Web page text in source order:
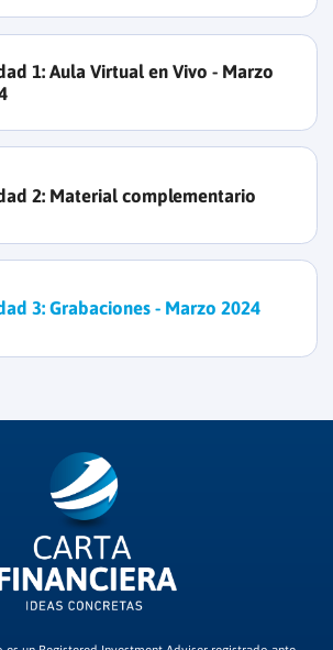
1:Aula Virtual en Vivo - Marzo
2: Material complementario
3:Grabaciones - Marzo 2024